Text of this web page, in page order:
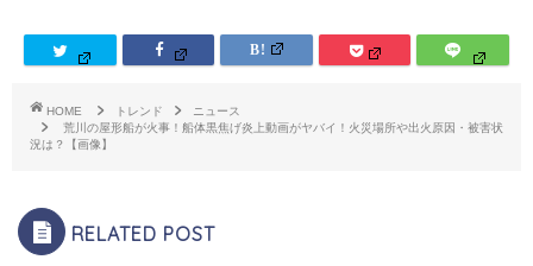
HOME トレンド
ニュース
荒川の屋形船が火事！船体黒焦げ炎上動画がヤバイ！火災場所や出火原因・被害状
況は？【画像】
RELATED POST